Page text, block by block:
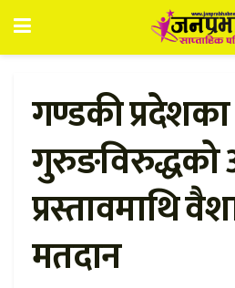
गण्डकी प्रदेशका
गुरुङविरुद्धको
प्रस्तावमाथि
मतदान